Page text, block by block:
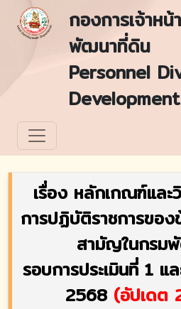
กองการเจ้าห
พัฒนาที่ดิน
Personnel
เรื่อง หลักเกณฑ์และ
การปฏิบัติราชการของ
สามัญในกรม
รอบการประเมินที่ 1
2568 (อัปเดต